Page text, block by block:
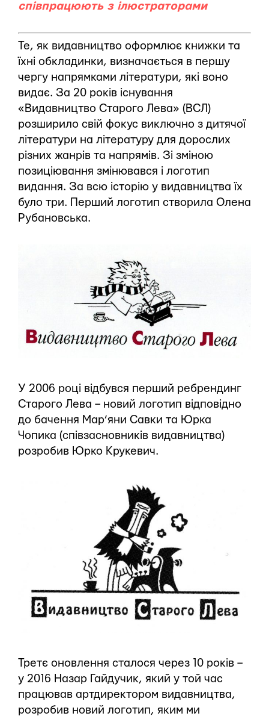
співпрацюють з ілюстраторами
Те, як видавництво оформлює книжки та
їхні обкладинки, визначається в першу
чергу напрямками літератури, які воно
видає. За 20 років існування
«Видавництво Старого Лева» (ВСЛ)
розширило свій фокус виключно з дитячої
літератури на літературу для дорослих
різних жанрів та напрямів. Зі зміною
позиціювання змінювався і логотип
видання. За всю історію у видавництва їх
було три. Перший логотип створила Олена
Рубановська.
У 2006 році відбувся перший ребрендинг
Старого Лева – новий логотип відповідно
до бачення Мар’яни Савки та Юрка
Чопика (співзасновників видавництва)
розробив Юрко Крукевич.
Третє оновлення сталося через 10 років –
у 2016 Назар Гайдучик, який у той час
працював артдиректором видавництва,
розробив новий логотип, яким ми